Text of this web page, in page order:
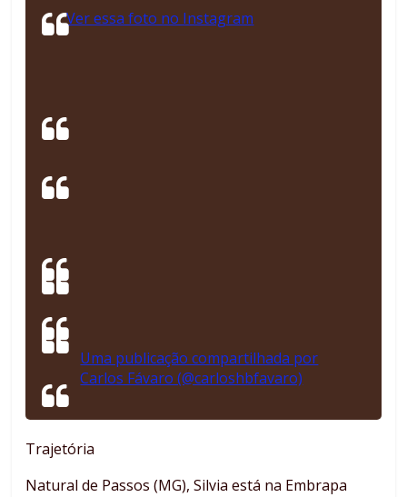
Ver essa foto no Instagram
Uma publicação compartilhada por
Carlos Fávaro (@carloshbfavaro)
Trajetória
Natural de Passos (MG), Silvia está na Embrapa